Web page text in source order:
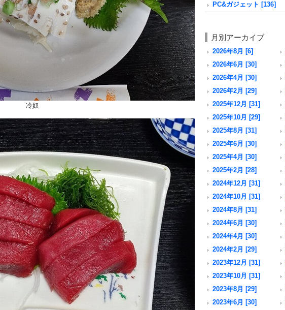
冷奴
PC&ガジェット [136]
月別アーカイブ
2026年8月 [6]
2026年6月 [30]
2026年4月 [30]
2026年2月 [29]
2025年12月 [31]
2025年10月 [29]
2025年8月 [31]
2025年6月 [30]
2025年4月 [30]
2025年2月 [28]
2024年12月 [31]
2024年10月 [31]
2024年8月 [31]
2024年6月 [30]
2024年4月 [30]
2024年2月 [29]
2023年12月 [31]
2023年10月 [31]
2023年8月 [29]
2023年6月 [30]